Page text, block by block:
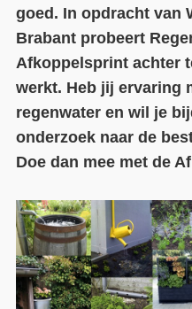
goed. In opdracht van
Brabant probeert
Afkoppelsprint achter
werkt. Heb jij ervaring
regenwater en wil je
onderzoek naar de
Doe dan mee met de